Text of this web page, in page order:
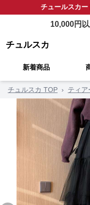
チュールスカー
10,000円
チュルスカ
新着商品
チュルスカ TOP › ティア